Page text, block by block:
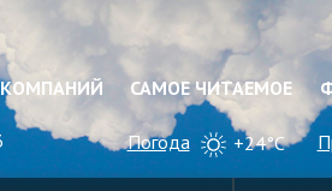
САМОЕ ЧИТАЕМОЕ
Погода +24°C